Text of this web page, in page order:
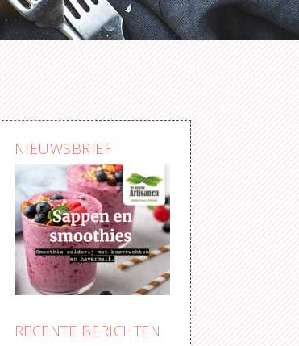
NIEUWSBRIEF
RECENTE BERICHTEN